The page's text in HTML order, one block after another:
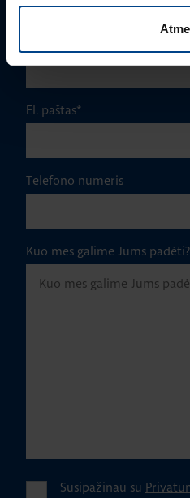
El. paštas*
Telefono numeris
Kuo mes galime Jums padėti?
Susipažinau su